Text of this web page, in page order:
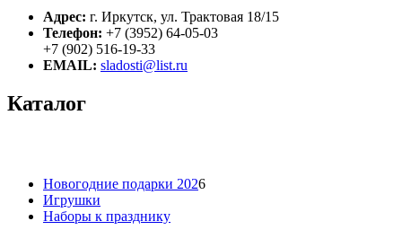
Адрес: г. Иркутск, ул. Трактовая 18/15
Телефон: +7 (3952) 64-05-03
+7 (902) 516-19-33
EMAIL: sladosti@list.ru
Каталог
Новогодние подарки 2026
Игрушки
Наборы к празднику